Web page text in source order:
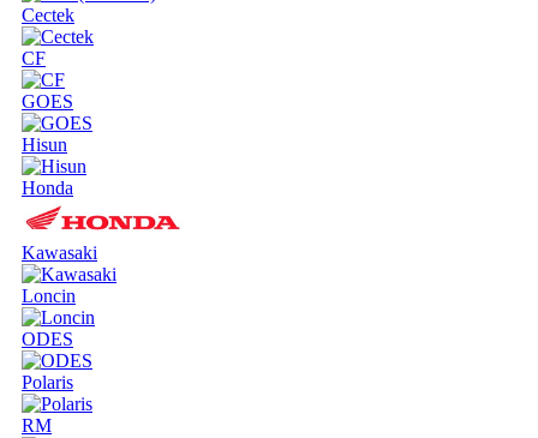
Cectek
CF
GOES
Hisun
Honda
Kawasaki
Loncin
ODES
Polaris
RM